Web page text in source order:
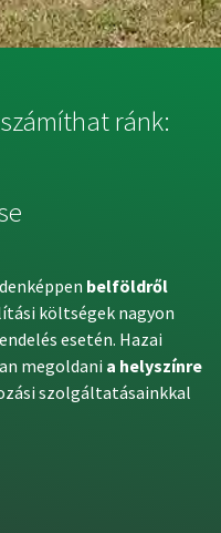
ránk:
belföldről
költségek nagyon
esetén. Hazai
megoldani a helyszínre
szolgáltatásainkkal